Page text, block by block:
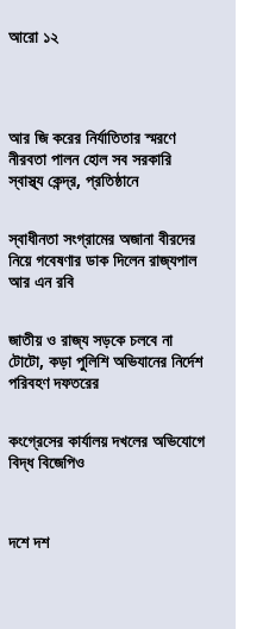
আরো ১২
আর জি করের নির্যাতিতার স্মরণে
নীরবতা পালন হোল সব সরকারি
স্বাস্থ্য কেন্দ্র, প্রতিষ্ঠানে
স্বাধীনতা সংগ্রামের অজানা বীরদের
নিয়ে গবেষণার ডাক দিলেন রাজ্যপাল
আর এন রবি
জাতীয় ও রাজ্য সড়কে চলবে না
টোটো, কড়া পুলিশি অভিযানের নির্দেশ
পরিবহণ দফতরের
কংগ্রেসের কার্যালয় দখলের অভিযোগে
বিদ্ধ বিজেপিও
দশে দশ